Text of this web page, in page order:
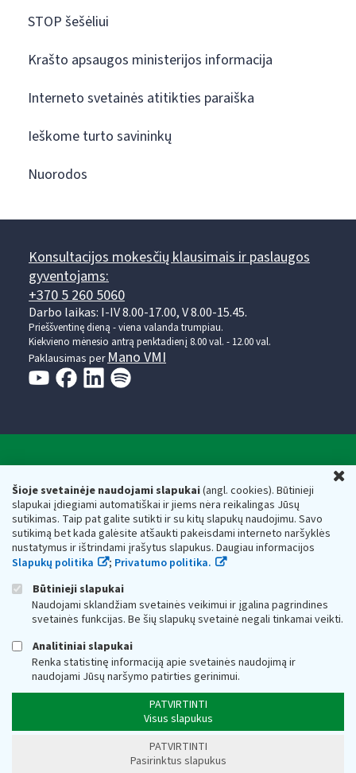
Šioje svetainėje naudojami slapukai(angl. cookies). Būtinieji
slapukai įdiegiami automatiškai ir jiems nėra reikalingas Jūsų
sutikimas. Taip pat galite sutikti ir su kitų slapukų naudojimu. Savo
sutikimą bet kada galėsite atšaukti pakeisdami interneto naršyklės
nustatymus ir ištrindami įrašytus slapukus. Daugiau informacijos
Slapukų politika
; Privatumo politika.
Būtinieji slapukai
Naudojami sklandžiam svetainės veikimui ir įgalina pagrindines
svetainės funkcijas. Be šių slapukų svetainė negali tinkamai veikti.
Analitiniai slapukai
Renka statistinę informaciją apie svetainės naudojimą ir
naudojami Jūsų naršymo patirties gerinimui.
PATVIRTINTI
Visus slapukus
PATVIRTINTI
Pasirinktus slapukus
STOP šešėliui
Krašto apsaugos ministerijos informacija
Interneto svetainės atitikties paraiška
Ieškome turto savininkų
Nuorodos
Konsultacijos mokesčių klausimais ir paslaugos
gyventojams:
+370 5 260 5060
Darbo laikas: I-IV 8.00-17.00, V 8.00-15.45.
Prieššventinę dieną - viena valanda trumpiau.
Kiekvieno mėnesio antrą penktadienį 8.00 val. - 12.00 val.
Paklausimas perMano VMI
Valstybinė mokesčių inspekcija prie Lietuvos
Respublikos finansų ministerijos
Biudžetinė įstaiga. Juridinio asmens kodas — 188659752,
adresas: Vasario 16-osios g. 14, 01107 Vilnius, Lietuva, el.paštas:
vmi@vmi.lt , E. pristatymo dėžutės adresas 188659752
Duomenys apie Valstybinę mokesčių inspekciją prie Lietuvos
Respublikos finansų ministerijos kaupiami ir saugomi Juridinių